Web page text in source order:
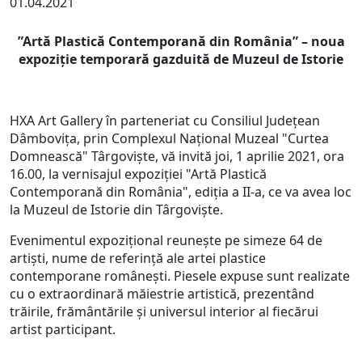
”Artă Plastică Contemporană din România” – noua
expoziţie temporară gazduită de Muzeul de Istorie
HXA Art Gallery în parteneriat cu Consiliul Județean
Dâmbovița, prin Complexul Național Muzeal "Curtea
Domnească" Târgoviște, vă invită joi, 1 aprilie 2021, ora
16.00, la vernisajul expoziției "Artă Plastică
Contemporană din România", ediția a II-a, ce va avea loc
la Muzeul de Istorie din Târgoviște.
Evenimentul expozițional reunește pe simeze 64 de
artiști, nume de referință ale artei plastice
contemporane româneşti. Piesele expuse sunt realizate
cu o extraordinară măiestrie artistică, prezentând
trăirile, frământările şi universul interior al fiecărui
artist participant.